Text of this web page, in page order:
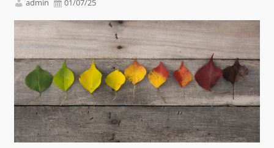
admin 01/07/25